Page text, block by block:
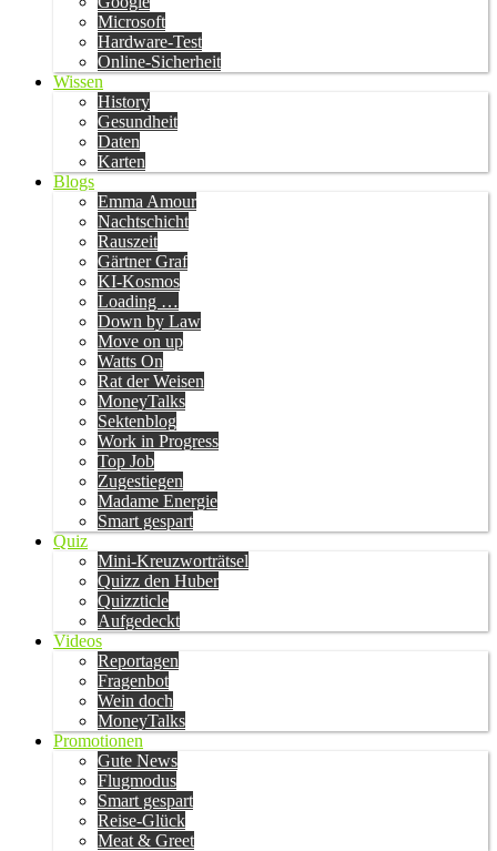
Microsoft
Hardware-Test
Online-Sicherheit
Wissen
History
Gesundheit
Daten
Karten
Blogs
Emma Amour
Nachtschicht
Rauszeit
Gärtner Graf
KI-Kosmos
Loading …
Down by Law
Move on up
Watts On
Rat der Weisen
MoneyTalks
Sektenblog
Work in Progress
Top Job
Zugestiegen
Madame Energie
Smart gespart
Quiz
Mini-Kreuzworträtsel
Quizz den Huber
Quizzticle
Aufgedeckt
Videos
Reportagen
Fragenbot
Wein doch
MoneyTalks
Promotionen
Gute News
Flugmodus
Smart gespart
Reise-Glück
Meat & Greet